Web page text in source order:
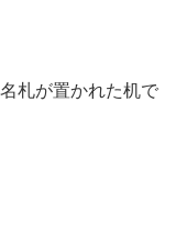
札が置かれた机で